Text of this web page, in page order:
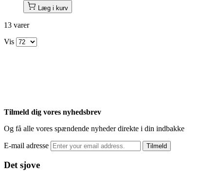
Læg i kurv
13 varer
Vis
Tilmeld dig vores nyhedsbrev
Og få alle vores spændende nyheder direkte i din indbakke
E-mail adresse Tilmeld
Det sjove